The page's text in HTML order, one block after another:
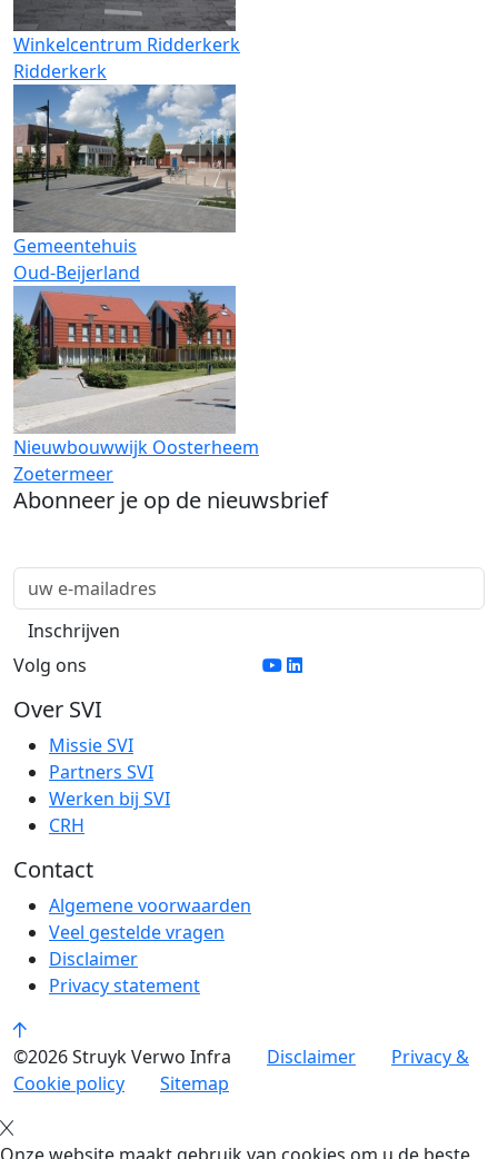
Winkelcentrum Ridderkerk
Ridderkerk
Gemeentehuis
Oud-Beijerland
Nieuwbouwwijk Oosterheem
Zoetermeer
Abonneer je op de nieuwsbrief
Volg ons
Over SVI
Missie SVI
Partners SVI
Werken bij SVI
CRH
Contact
Algemene voorwaarden
Veel gestelde vragen
Disclaimer
Privacy statement
©2026 Struyk Verwo Infra Disclaimer
Privacy &
Cookie policy
Sitemap